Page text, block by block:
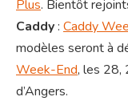
Plus. Bientôt
Caddy: Caddy
modèles seront à
Week-End, les 28,
d’Angers.